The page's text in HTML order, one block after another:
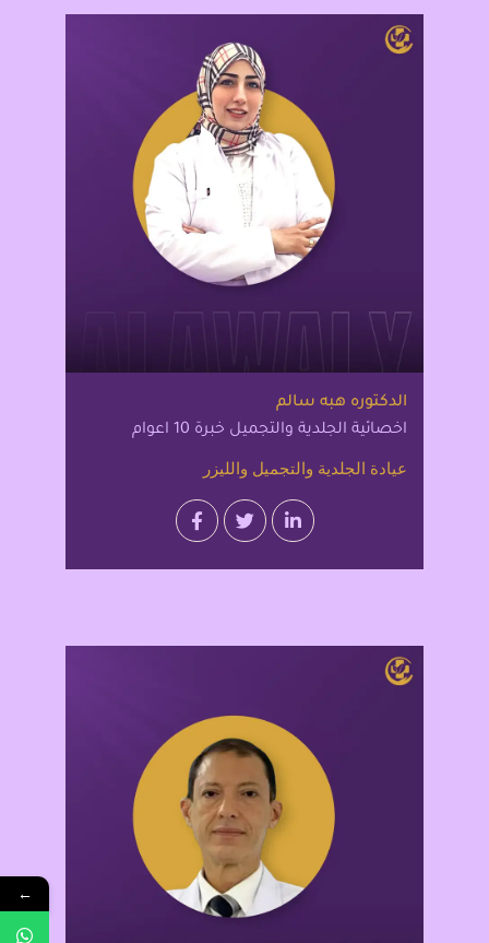
الدكتوره هبه سالم
اخصائية الجلدية والتجميل خبرة 10 اعوام
عيادة الجلدية والتجميل والليزر
←